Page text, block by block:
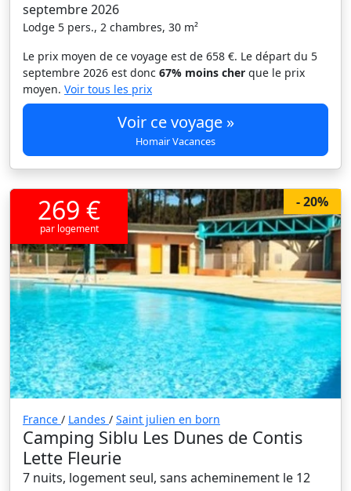
septembre 2026
Lodge 5 pers., 2 chambres, 30 m²
Le prix moyen de ce voyage est de 658 €. Le départ du 5
septembre 2026 est donc 67% moins cher que le prix
moyen. Voir tous les prix
Voir ce voyage »
Homair Vacances
- 20%
269 €
par logement
France / Landes / Saint julien en born
Camping Siblu Les Dunes de Contis
Lette Fleurie
7 nuits, logement seul, sans acheminement le 12